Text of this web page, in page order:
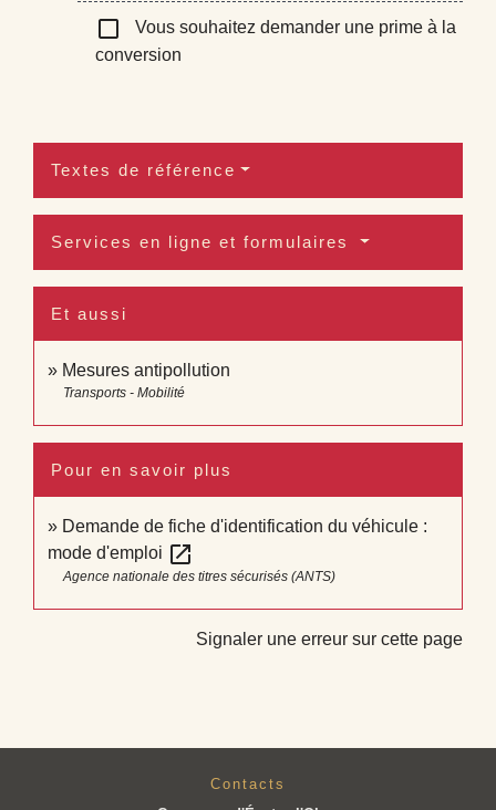
check_box_outline_blank
Vous souhaitez demander une prime à la
conversion
Textes de référence
Services en ligne et formulaires
Et aussi
Mesures antipollution
Transports - Mobilité
Pour en savoir plus
Demande de fiche d'identification du véhicule :
mode d'emploi open_in_new
Agence nationale des titres sécurisés (ANTS)
Signaler une erreur sur cette page
Contacts